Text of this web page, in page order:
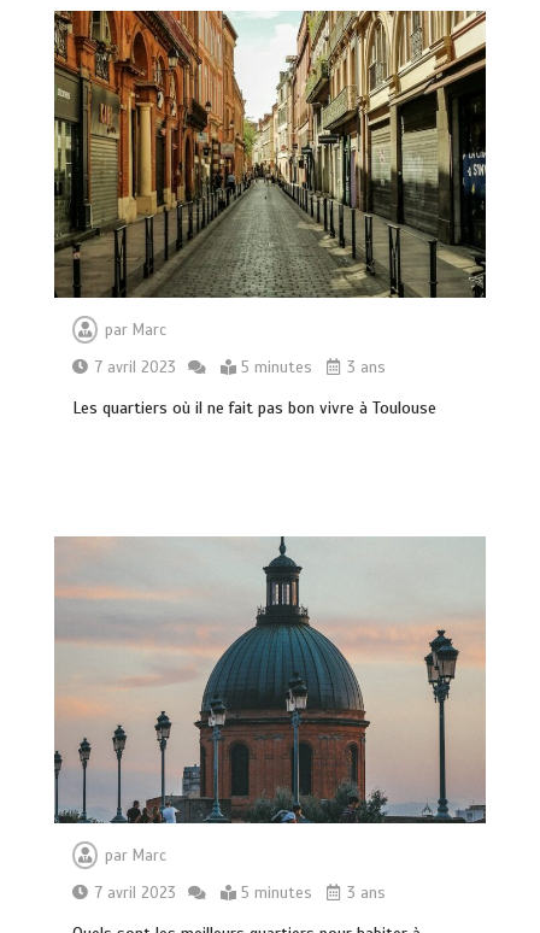
par Marc
7 avril 2023
5 minutes 3 ans
Les quartiers où il ne fait pas bon vivre à Toulouse
parMarc
7 avril 2023
5 minutes 3 ans